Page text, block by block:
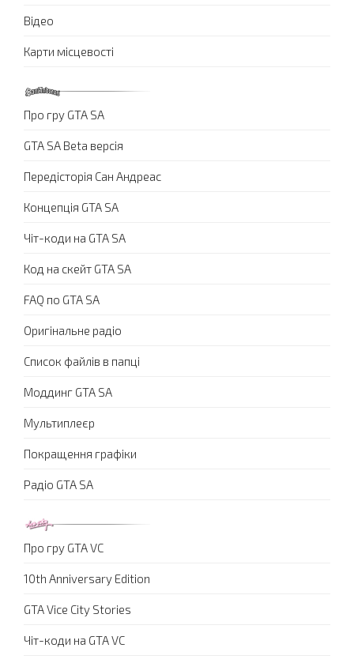
Відео
Карти місцевості
Про гру GTA SA
GTA SA Beta версія
Передісторія Сан Андреас
Концепція GTA SA
Чіт-коди на GTA SA
Код на скейт GTA SA
FAQ по GTA SA
Оригінальне радіо
Список файлів в папці
Моддинг GTA SA
Мультиплеєр
Покращення графіки
Радіо GTA SA
Про гру GTA VC
10th Anniversary Edition
GTA Vice City Stories
Чіт-коди на GTA VC